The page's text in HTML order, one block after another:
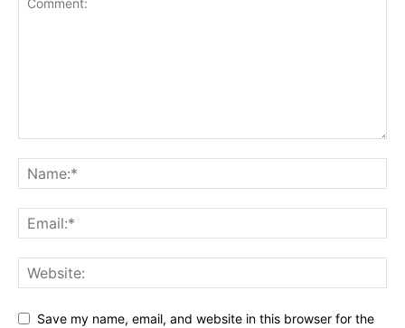
Save my name, email, and website in this browser for the